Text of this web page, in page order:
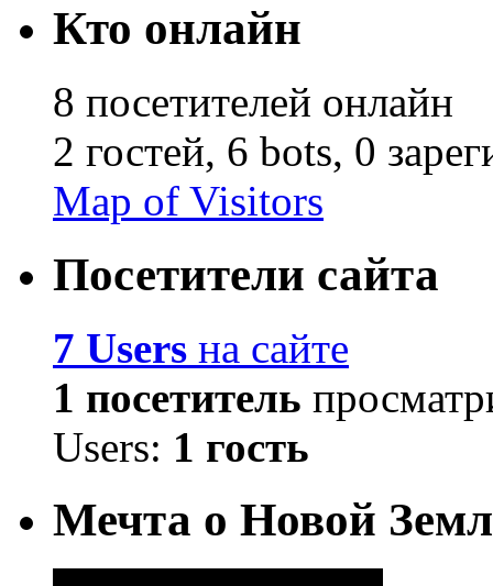
Кто онлайн
8 посетителей онлайн
2 гостей, 6 bots, 0
Map of Visitors
Посетители сайта
7 Users на сайте
1 посетитель
Users: 1 гость
Мечта о Новой